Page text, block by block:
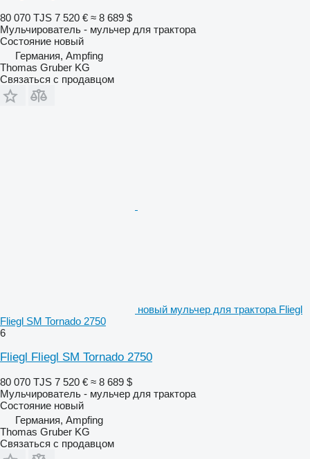
80 070 TJS 7 520 € ≈ 8 689 $
Мульчирователь - мульчер для трактора
Состояние новый
Германия, Ampfing
Thomas Gruber KG
Связаться с продавцом
новый мульчер для трактора Fliegl
Fliegl SM Tornado 2750
6
Fliegl Fliegl SM Tornado 2750
80 070 TJS 7 520 € ≈ 8 689 $
Мульчирователь - мульчер для трактора
Состояние новый
Германия, Ampfing
Thomas Gruber KG
Связаться с продавцом